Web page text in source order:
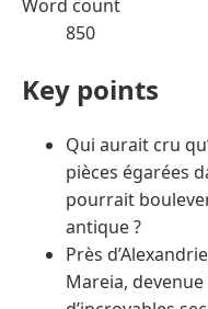
Word count
850
Key points
Qui aurait cru
pièces égarées
pourrait
antique ?
Près
Mareia,